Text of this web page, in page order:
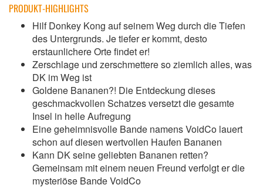
PRODUKT-HIGHLIGHTS
Hilf Donkey Kong auf seinem Weg durch die Tiefen
des Untergrunds. Je tiefer er kommt, desto
erstaunlichere Orte findet er!
Zerschlage und zerschmettere so ziemlich alles, was
DK im Weg ist
Goldene Bananen?! Die Entdeckung dieses
geschmackvollen Schatzes versetzt die gesamte
Insel in helle Aufregung
Eine geheimnisvolle Bande namens VoidCo lauert
schon auf diesen wertvollen Haufen Bananen
Kann DK seine geliebten Bananen retten?
Gemeinsam mit einem neuen Freund verfolgt er die
mysteriöse Bande VoidCo